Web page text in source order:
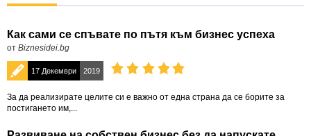
Как сами се спъвате по пътя към бизнес успеха
от Biznesidei.bg
17 Декември 2019
За да реализирате целите си е важно от една страна да се борите за
постигането им,...